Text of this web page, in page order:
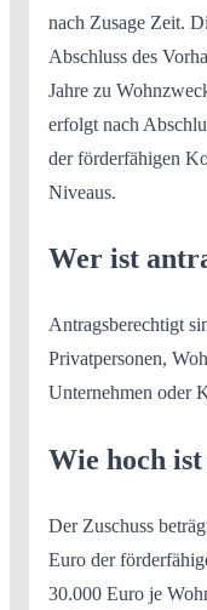
nach Zusage Zeit.
Abschluss des
Jahre zu
erfolgt nach
der förderfähigen
Niveaus.
Wer ist
Antragsberechtigt
Privatpersonen,
Unternehmen oder
Wie hoch
Der Zuschuss
Euro der
30.000 Euro je